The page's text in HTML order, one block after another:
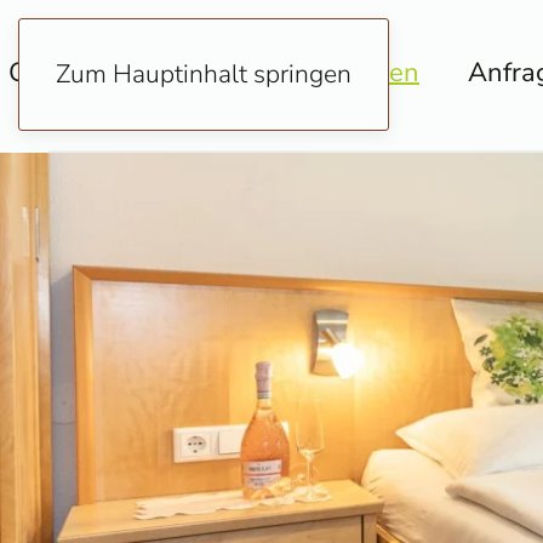
Zum Hauptinhalt springen
Glatzlbauer Ferienwohnungen